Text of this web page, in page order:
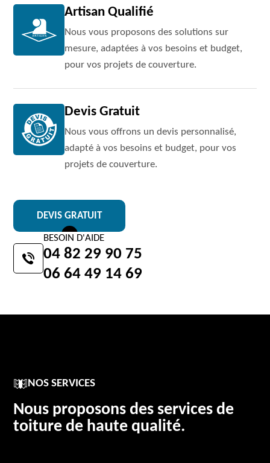
Artisan Qualifié
Nous vous proposons des solutions sur
mesure, adaptées à vos besoins et budget,
pour vos projets de couverture.
Devis Gratuit
Nous vous offrons un devis personnalisé,
adapté à vos besoins et budget, pour vos
projets de couverture.
DEVIS GRATUIT
BESOIN D'AIDE
04 82 29 90 75
06 64 49 14 69
NOS SERVICES
Nous proposons des services de
toiture de haute qualité.